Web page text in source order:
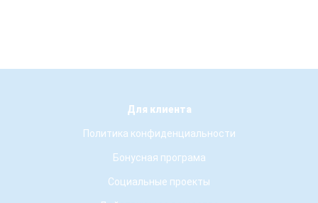
Для клиента
Политика конфиденциальности
Бонусная програма
Социальные проекты